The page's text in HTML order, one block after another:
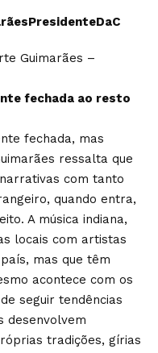
Guimarães –
fechada ao resto
fechada, mas
ressalta que
com tanto
quando entra,
A música indiana,
locais com artistas
mas que têm
acontece com os
seguir tendências
desenvolvem
tradições, gírias